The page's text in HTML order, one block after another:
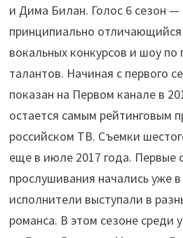
и Дима Билан. Голос 6 сезон —
принципиально
вокальных конкурсов и шоу по
талантов. Начиная с первого
показан на Первом канале в
остается самым рейтинговым
российском ТВ. Съемки
еще в июле 2017 года. Первые
прослушивания начались уже
исполнители выступали в
романса. В этом сезоне среди